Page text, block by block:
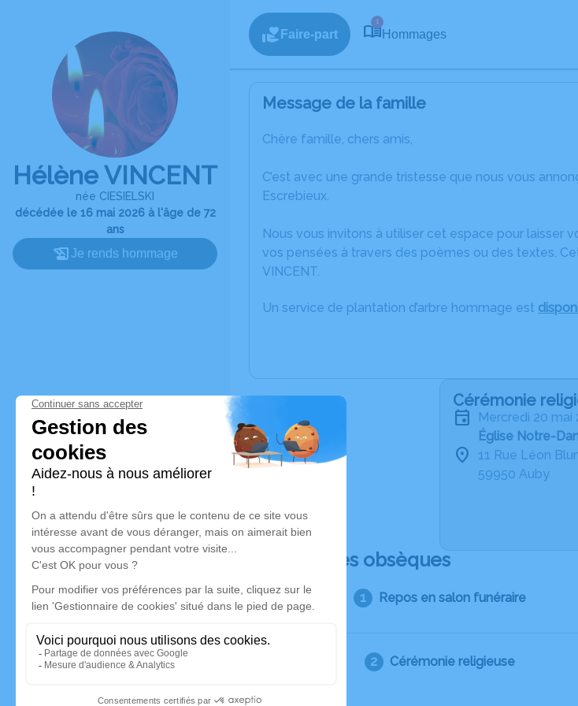
Hélène VINCENT
née CIESIELSKI
décédée le 16 mai 2026 à l'âge de 72
ans
Je rends hommage
Faire-part
1
Hommages
Message de la famille
Chère famille, chers amis,
C’est avec une grande tristesse que nous vous
Escrebieux.
Nous vous invitons à utiliser cet espace pour laisser
vos pensées à travers des poèmes ou des textes.
VINCENT.
Un service de plantation d’arbre hommage est
Cérémonie
mercredi 20
Église Notre-
11 Rue Léon
59950 Auby
Déroulé des obsèques
Repos en salon funéraire
Cérémonie religieuse